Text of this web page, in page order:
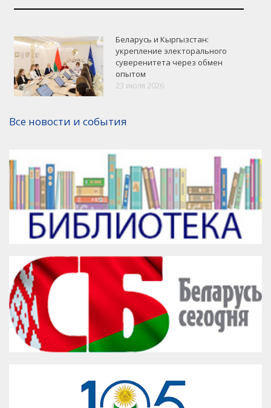
VK Google+ Facebook
Беларусь и Кыргызстан:
укрепление электорального
суверенитета через обмен
опытом
23 июля 2026
Все новости и события